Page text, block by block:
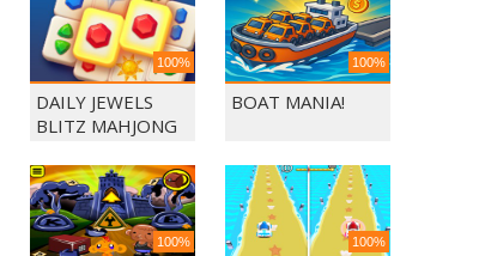
100%
DAILY JEWELS
BLITZ MAHJONG
100%
BOAT MANIA!
100% 100%